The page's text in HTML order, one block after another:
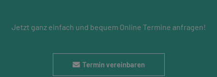
Jetzt ganz einfach und bequem Online Termine anfragen!
Termin vereinbaren